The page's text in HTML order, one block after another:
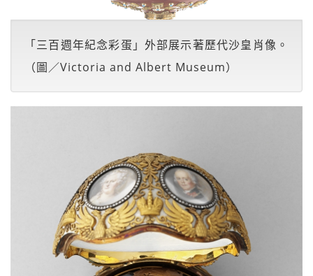
「三百週年紀念彩蛋」外部展示著歷代沙皇肖像。
（圖／Victoria and Albert Museum）